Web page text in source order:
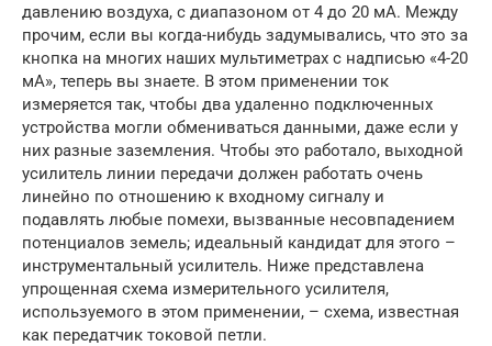
давлению воздуха, с диапазоном от 4 до 20 мА. Между
прочим, если вы когда-нибудь задумывались, что это за
кнопка на многих наших мультиметрах с надписью «4-20
мА», теперь вы знаете. В этом применении ток
измеряется так, чтобы два удаленно подключенных
устройства могли обмениваться данными, даже если у
них разные заземления. Чтобы это работало, выходной
усилитель линии передачи должен работать очень
линейно по отношению к входному сигналу и
подавлять любые помехи, вызванные несовпадением
потенциалов земель; идеальный кандидат для этого –
инструментальный усилитель. Ниже представлена
упрощенная схема измерительного усилителя,
используемого в этом применении, – схема, известная
как передатчик токовой петли.